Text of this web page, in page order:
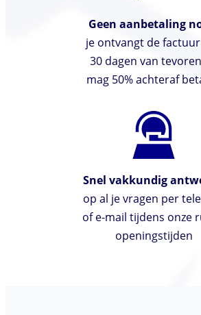
Geen aanbetaling
je ontvangt de
30 dagen van
mag 50% achteraf
Snel vakkundig
op al je vragen per
of e-mail tijdens onze
openingstijden